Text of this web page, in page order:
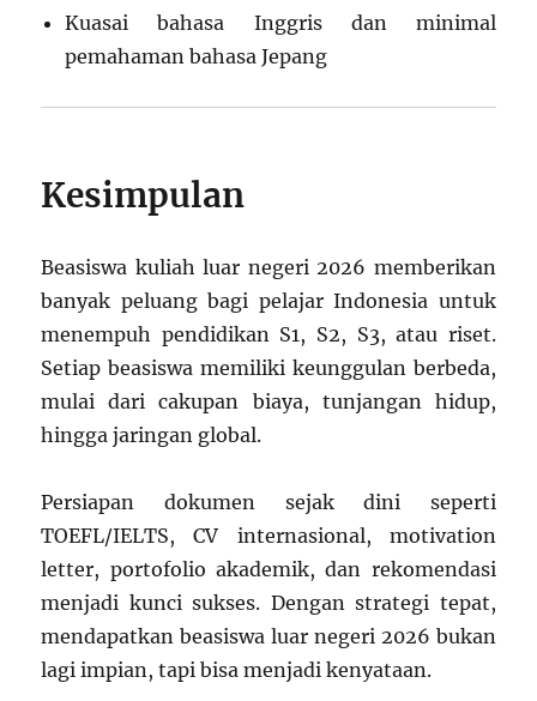
Kuasai bahasa Inggris dan minimal
pemahaman bahasa Jepang
Kesimpulan
Beasiswa kuliah luar negeri 2026 memberikan
banyak peluang bagi pelajar Indonesia untuk
menempuh pendidikan S1, S2, S3, atau riset.
Setiap beasiswa memiliki keunggulan berbeda,
mulai dari cakupan biaya, tunjangan hidup,
hingga jaringan global.
Persiapan dokumen sejak dini seperti
TOEFL/IELTS, CV internasional, motivation
letter, portofolio akademik, dan rekomendasi
menjadi kunci sukses. Dengan strategi tepat,
mendapatkan beasiswa luar negeri 2026 bukan
lagi impian, tapi bisa menjadi kenyataan.